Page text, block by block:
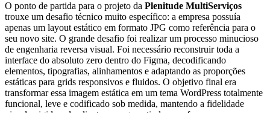
O ponto de partida para o projeto da Plenitude MultiServiços
trouxe um desafio técnico muito específico: a empresa possuía
apenas um layout estático em formato JPG como referência para o
seu novo site. O grande desafio foi realizar um processo minucioso
de engenharia reversa visual. Foi necessário reconstruir toda a
interface do absoluto zero dentro do Figma, decodificando
elementos, tipografias, alinhamentos e adaptando as proporções
estáticas para grids responsivos e fluidos. O objetivo final era
transformar essa imagem estática em um tema WordPress totalmente
funcional, leve e codificado sob medida, mantendo a fidelidade